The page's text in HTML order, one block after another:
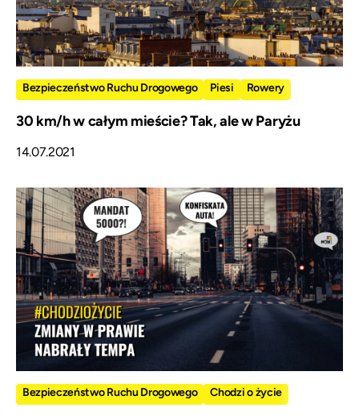
Bezpieczeństwo Ruchu Drogowego Piesi Rowery
30 km/h w całym mieście? Tak, ale w Paryżu
14.07.2021
Bezpieczeństwo Ruchu Drogowego Chodzi o życie